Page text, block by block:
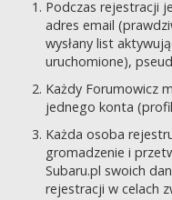
Podczas rejestracji
adres email
wysłany list
uruchomione),
Każdy Forumowicz
jednego konta
Każda osoba
gromadzenie i
Subaru.pl swoich
rejestracji w celach